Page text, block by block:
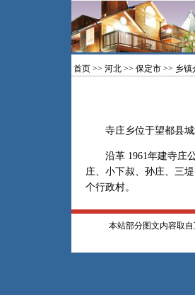
首页 >> 河北 >> 保定市 >> 乡镇
寺庄乡位于望都县城
沿革 1961年建寺庄公
庄、小下叔、孙庄、三
个行政村。
本站部分图文内容取